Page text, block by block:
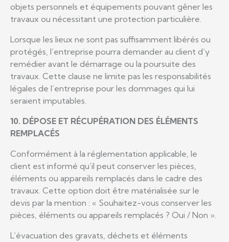
objets personnels et équipements pouvant gêner les
travaux ou nécessitant une protection particulière.
Lorsque les lieux ne sont pas suffisamment libérés ou
protégés, l’entreprise pourra demander au client d’y
remédier avant le démarrage ou la poursuite des
travaux. Cette clause ne limite pas les responsabilités
légales de l’entreprise pour les dommages qui lui
seraient imputables.
10. DÉPOSE ET RÉCUPÉRATION DES ÉLÉMENTS
REMPLACÉS
Conformément à la réglementation applicable, le
client est informé qu’il peut conserver les pièces,
éléments ou appareils remplacés dans le cadre des
travaux. Cette option doit être matérialisée sur le
devis par la mention : « Souhaitez-vous conserver les
pièces, éléments ou appareils remplacés ? Oui / Non ».
L’évacuation des gravats, déchets et éléments